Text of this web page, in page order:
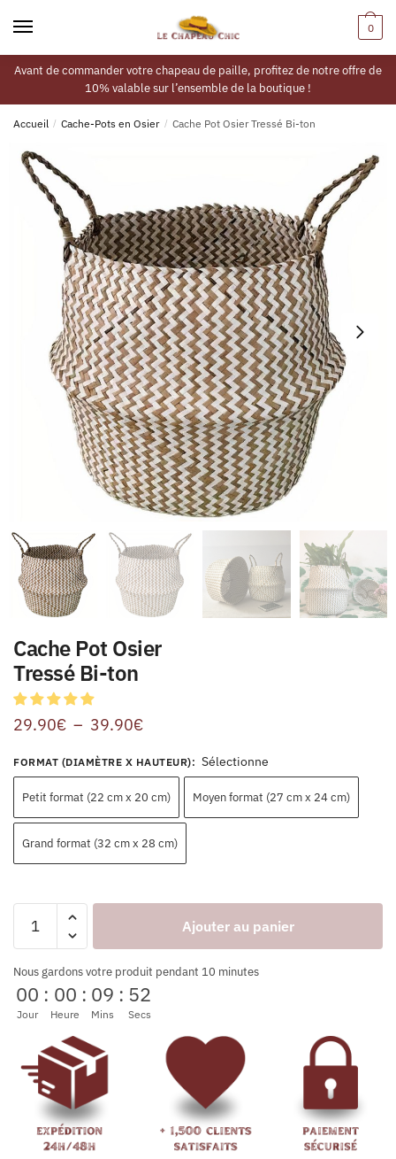
0
Avant de commander votre chapeau de paille, profitez de notre offre de
10% valable sur l’ensemble de la boutique !
Accueil / Cache-Pots en Osier / Cache Pot Osier Tressé Bi-ton
Cache Pot Osier
Tressé Bi-ton
29.90€ – 39.90€
FORMAT (DIAMÈTRE X HAUTEUR): Sélectionne
Petit format (22 cm x 20 cm) Moyen format (27 cm x 24 cm)
Grand format (32 cm x 28 cm)
Ajouter au panier
Nous gardons votre produit pendant 10 minutes
00
Jour
: 00
Heure
: 09
Mins
: 52
Secs